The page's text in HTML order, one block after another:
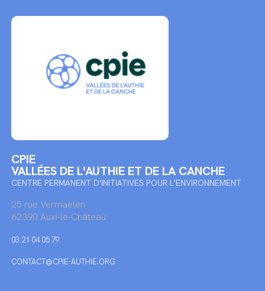
CPIE
VALLÉES DE L'AUTHIE ET DE LA CANCHE
CENTRE PERMANENT D'INITIATIVES POUR L'ENVIRONNEMENT
25 rue Vermaelen
62390 Auxi-le-Château
03 21 04 05 79
CONTACT@CPIE-AUTHIE.ORG